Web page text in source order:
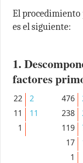
El procedimiento
es el siguiente:
1.
factores
22
2
11
11
1
476
238
119
17
1